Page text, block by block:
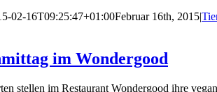
02-16T09:25:47+01:00Februar 16th, 2015|
im Wondergood
stellen im Restaurant Wondergood ihre